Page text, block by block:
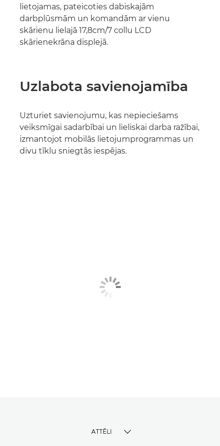
lietojamas, pateicoties dabiskajām
darbplūsmām un komandām ar vienu
skārienu lielajā 17,8cm/7 collu LCD
skārienekrāna displejā.
Uzlabota savienojamība
Uzturiet savienojumu, kas nepieciešams
veiksmīgai sadarbībai un lieliskai darba ražībai,
izmantojot mobilās lietojumprogrammas un
divu tīklu sniegtās iespējas.
ATTĒLI